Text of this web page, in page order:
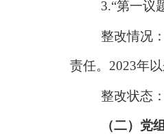
3.“第一议
整改情况
责任。2023年
整改状态
（二）党